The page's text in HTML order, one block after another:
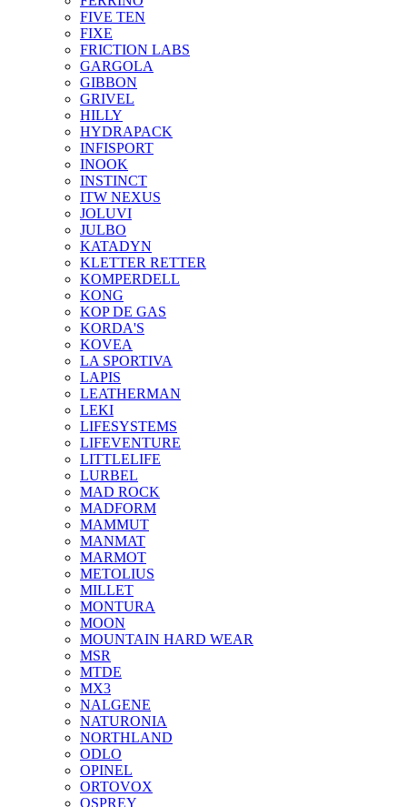
FIVE TEN
FIXE
FRICTION LABS
GARGOLA
GIBBON
GRIVEL
HILLY
HYDRAPACK
INFISPORT
INOOK
INSTINCT
ITW NEXUS
JOLUVI
JULBO
KATADYN
KLETTER RETTER
KOMPERDELL
KONG
KOP DE GAS
KORDA'S
KOVEA
LA SPORTIVA
LAPIS
LEATHERMAN
LEKI
LIFESYSTEMS
LIFEVENTURE
LITTLELIFE
LURBEL
MAD ROCK
MADFORM
MAMMUT
MANMAT
MARMOT
METOLIUS
MILLET
MONTURA
MOON
MOUNTAIN HARD WEAR
MSR
MTDE
MX3
NALGENE
NATURONIA
NORTHLAND
ODLO
OPINEL
ORTOVOX
OSPREY